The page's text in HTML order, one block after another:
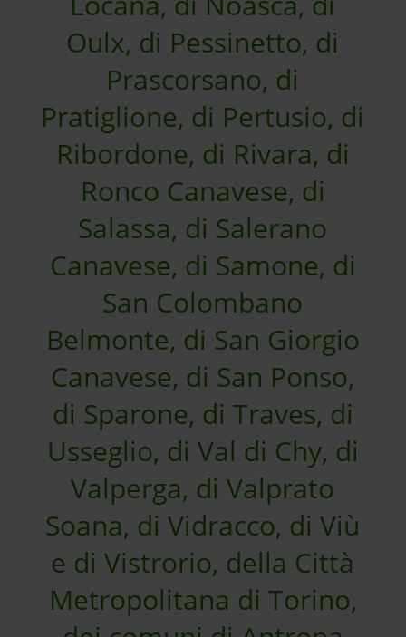
Oulx, di Pessinetto, di
Prascorsano, di
Pratiglione, di Pertusio, di
Ribordone, di Rivara, di
Ronco Canavese, di
Salassa, di Salerano
Canavese, di Samone, di
San Colombano
Belmonte, di San Giorgio
Canavese, di San Ponso,
di Sparone, di Traves, di
Usseglio, di Val di Chy, di
Valperga, di Valprato
Soana, di Vidracco, di Viù
e di Vistrorio, della Città
Metropolitana di Torino,